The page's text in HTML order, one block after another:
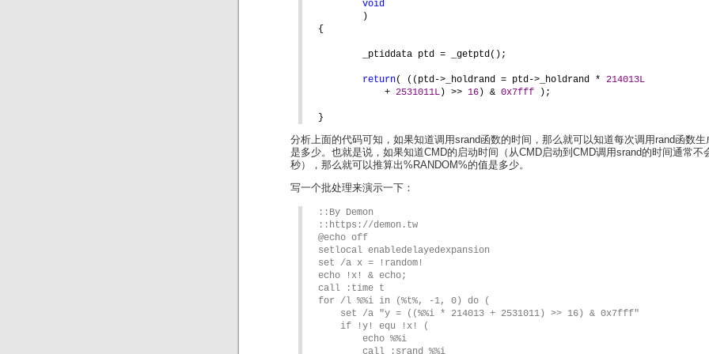
void
)
{
_ptiddata ptd = _getptd();
return( ((ptd->_holdrand = ptd->_holdrand * 214013L
+ 2531011L) >> 16) & 0x7fff );
}
分析上面的代码可知，如果知道调用srand函数的时间，那么就可以知道每次调用rand函数生
是多少。也就是说，如果知道CMD的启动时间（从CMD启动到CMD调用srand的时间通常不
秒），那么就可以推算出%RANDOM%的值是多少。
写一个批处理来演示一下：
::By Demon
::https://demon.tw
@echo off
setlocal enabledelayedexpansion
set /a x = !random!
echo !x! & echo;
call :time t
for /l %%i in (%t%, -1, 0) do (